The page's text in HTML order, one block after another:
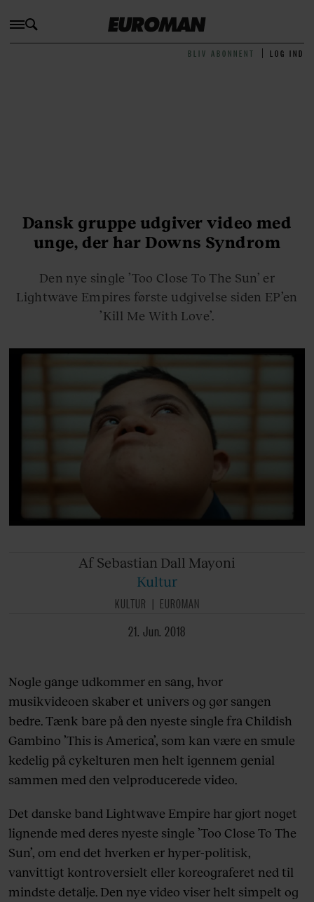
BLIV ABONNENT LOG IND
Dansk gruppe udgiver video med
unge, der har Downs Syndrom
Den nye single ’Too Close To The Sun’ er
Lightwave Empires første udgivelse siden EP’en
’Kill Me With Love’.
Af Sebastian Dall Mayoni
Kultur
KULTUR
EUROMAN
21. Jun. 2018
Nogle gange udkommer en sang, hvor
musikvideoen skaber et univers og gør sangen
bedre. Tænk bare på den nyeste single fra Childish
Gambino ’This is America’, som kan være en smule
kedelig på cykelturen men helt igennem genial
sammen med den velproducerede video.
Det danske band Lightwave Empire har gjort noget
lignende med deres nyeste single ’Too Close To The
Sun’, om end det hverken er hyper-politisk,
vanvittigt kontroversielt eller koreograferet ned til
mindste detalje. Den nye video viser helt simpelt og